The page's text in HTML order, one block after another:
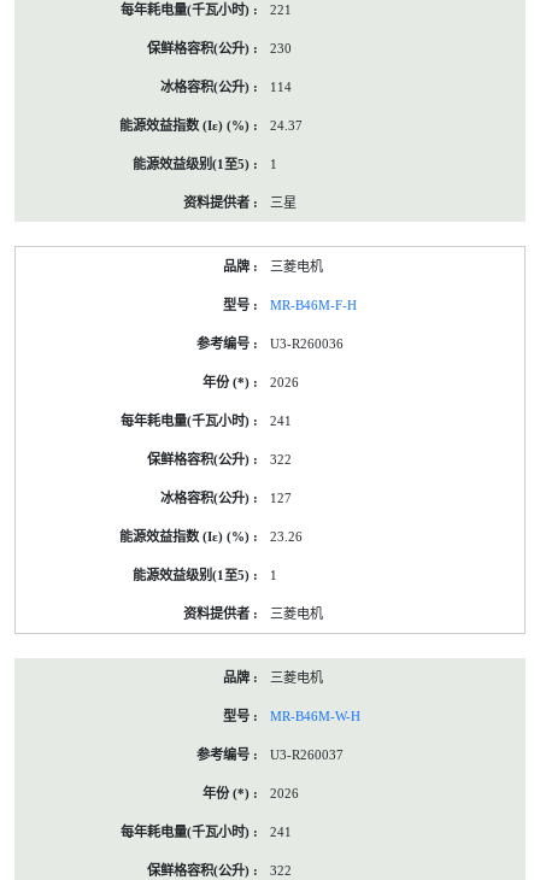
221
230
114
24.37
1
三星
三菱电机
MR-B46M-F-H
U3-R260036
2026
241
322
127
23.26
1
三菱电机
三菱电机
MR-B46M-W-H
U3-R260037
2026
241
322